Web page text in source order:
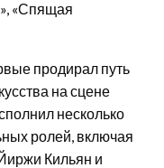
«Спящая
продирал путь
на сцене
несколько
ролей, включая
Кильян и